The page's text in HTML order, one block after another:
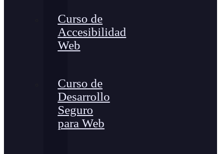
Curso de
Accesibilidad
Web
Curso de
Desarrollo
Seguro
para Web